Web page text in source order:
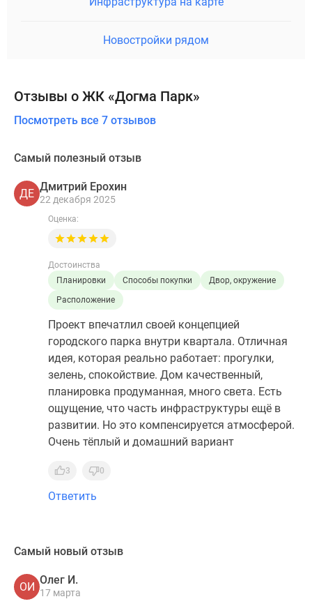
Новостройки рядом
Отзывы о ЖК «Догма Парк»
Посмотреть все 7 отзывов
Самый полезный отзыв
ДЕ
Дмитрий Ерохин
22 декабря 2025
Оценка:
Достоинства
Планировки
Способы покупки
Двор, окружение
Расположение
Проект впечатлил своей концепцией
городского парка внутри квартала. Отличная
идея, которая реально работает: прогулки,
зелень, спокойствие. Дом качественный,
планировка продуманная, много света. Есть
ощущение, что часть инфраструктуры ещё в
развитии. Но это компенсируется атмосферой.
Очень тёплый и домашний вариант
3 0
Ответить
Самый новый отзыв
ОИ
Олег И.
17 марта